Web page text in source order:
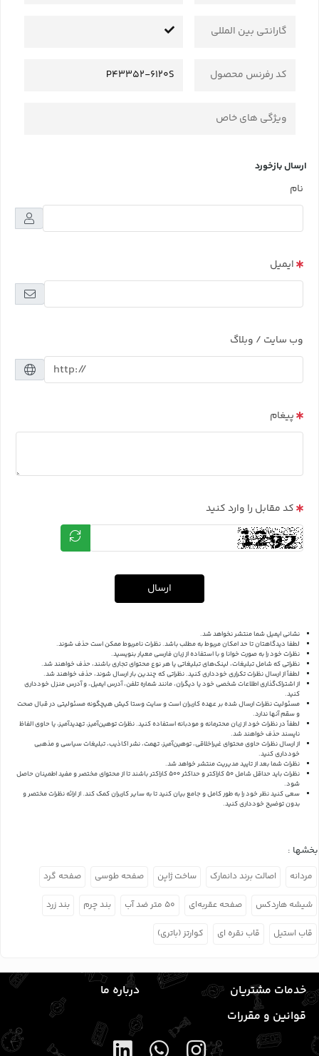
گارانتی بین المللی
کد رفرنس محصول P43352-6120S
ویژگی های خاص
ارسال بازخورد
نام
ایمیل
وب سایت / وبلاگ
پیغام
کد مقابل را وارد کنید
ارسال
نشانی ایمیل شما منتشر نخواهد شد.
لطفا دیدگاهتان تا حد امکان مربوط به مطلب باشد. نظرات نامربوط ممکن است حذف شوند.
نظرات خود را به صورت خوانا و با استفاده از زبان فارسی معیار بنویسید.
نظراتی که شامل تبلیغات، لینک‌های تبلیغاتی یا هر نوع محتوای تجاری باشند، حذف خواهند شد.
لطفاً از ارسال نظرات تکراری خودداری کنید. نظراتی که چندین بار ارسال شوند، حذف خواهند شد.
از اشتراک‌گذاری اطلاعات شخصی خود یا دیگران، مانند شماره تلفن، آدرس ایمیل، و آدرس منزل خودداری
کنید.
مسئولیت نظرات ارسال شده بر عهده کاربران است و سایت وستا کیش هیچگونه مسئولیتی در قبال صحت
و سقم آنها ندارد.
لطفاً در نظرات خود از زبان محترمانه و مودبانه استفاده کنید. نظرات توهین‌آمیز، تهدیدآمیز، یا حاوی الفاظ
ناپسند حذف خواهند شد.
از ارسال نظرات حاوی محتوای غیراخلاقی، توهین‌آمیز، تهمت، نشر اکاذیب، تبلیغات سیاسی و مذهبی
خودداری کنید.
نظرات شما بعد از تایید مدیریت منتشر خواهد شد.
نظرات باید حداقل شامل 50 کاراکتر و حداکثر 500 کاراکتر باشند تا از محتوای مختصر و مفید اطمینان حاصل
شود.
سعی کنید نظر خود را به طور کامل و جامع بیان کنید تا به سایر کاربران کمک کند.از ارائه نظرات مختصر و
بدون توضیح خودداری کنید.
بخشها :
مردانه اصالت برند دانمارک ساخت ژاپن صفحه طوسی صفحه گرد
شیشه هاردکس صفحه عقربه‌ای ۵۰ متر ضد آب بند چرم بند زرد
قاب استیل قاب نقره ای کوارتز (باتری)
خدمات مشتریان
درباره ما
قوانین و مقررات